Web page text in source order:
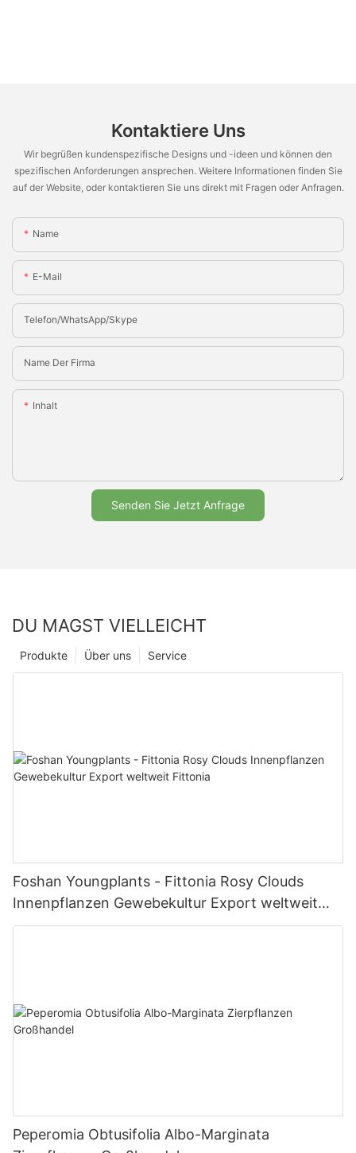
Kontaktiere Uns
Wir begrüßen kundenspezifische Designs und -ideen und können den
spezifischen Anforderungen ansprechen. Weitere Informationen finden Sie
auf der Website, oder kontaktieren Sie uns direkt mit Fragen oder Anfragen.
Name
E-Mail
Telefon/WhatsApp/Skype
Name Der Firma
Inhalt
Senden Sie Jetzt Anfrage
DU MAGST VIELLEICHT
Service
Über uns
Produkte
Foshan Youngplants - Fittonia Rosy Clouds
Innenpflanzen Gewebekultur Export weltweit
Fittonia
Peperomia Obtusifolia Albo-Marginata